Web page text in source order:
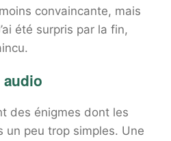
convaincante, mais
été surpris par la fin,
des énigmes dont les
un peu trop simples. Une